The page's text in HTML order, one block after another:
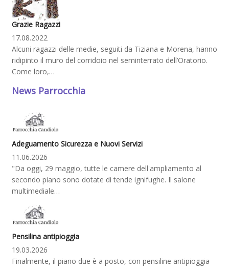
Grazie Ragazzi
17.08.2022
Alcuni ragazzi delle medie, seguiti da Tiziana e Morena, hanno
ridipinto il muro del corridoio nel seminterrato dell’Oratorio.
Come loro,…
News Parrocchia
Adeguamento Sicurezza e Nuovi Servizi
11.06.2026
"Da oggi, 29 maggio, tutte le camere dell'ampliamento al
secondo piano sono dotate di tende ignifughe. Il salone
multimediale…
Pensilina antipioggia
19.03.2026
Finalmente, il piano due è a posto, con pensiline antipioggia